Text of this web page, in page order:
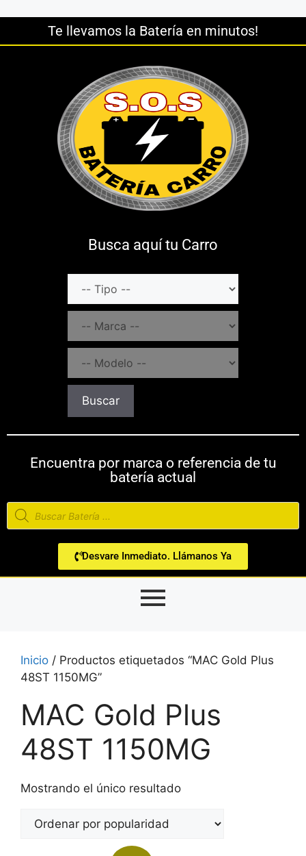
Te llevamos la Batería en minutos!
Busca aquí tu Carro
Buscar
Encuentra por marca o referencia de tu
batería actual
Desvare Inmediato. Llámanos Ya
Inicio / Productos etiquetados “MAC Gold Plus
48ST 1150MG”
MAC Gold Plus
48ST 1150MG
Mostrando el único resultado